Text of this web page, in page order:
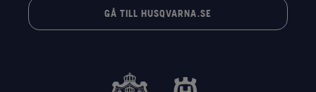
GÅ TILL HUSQVARNA.SE